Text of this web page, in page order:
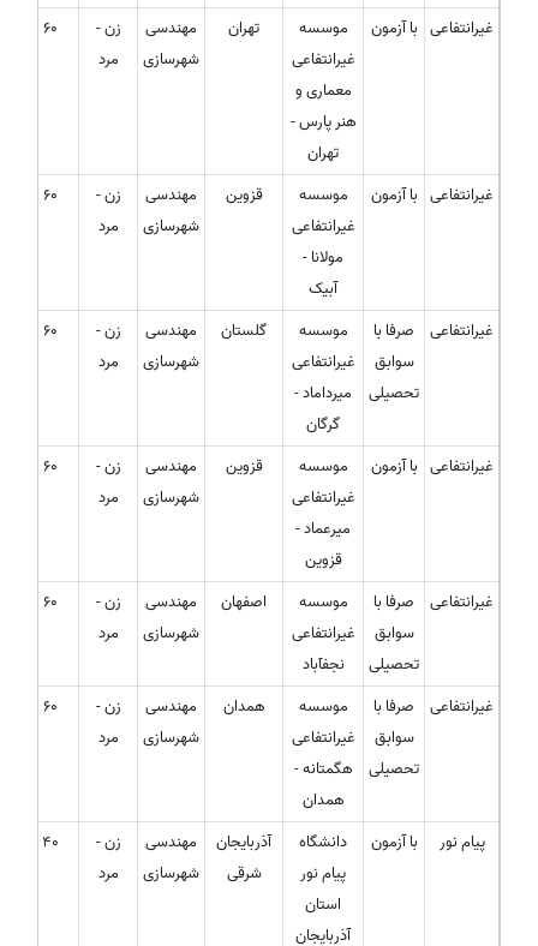
غیرانتفاعی با آزمون
موسسه
غیرانتفاعی
معماری و
هنر پارس -
تهران
تهران
مهندسی
شهرسازی
زن -
مرد
60
غیرانتفاعی با آزمون
موسسه
غیرانتفاعی
مولانا -
آبیک
قزوین
مهندسی
شهرسازی
زن -
مرد
60
غیرانتفاعی
صرفا با
سوابق
تحصیلی
موسسه
غیرانتفاعی
میرداماد -
گرگان
گلستان
مهندسی
شهرسازی
زن -
مرد
60
غیرانتفاعی با آزمون
موسسه
غیرانتفاعی
میرعماد -
قزوین
قزوین
مهندسی
شهرسازی
زن -
مرد
60
غیرانتفاعی
صرفا با
سوابق
تحصیلی
موسسه
غیرانتفاعی
نجفآباد
اصفهان
مهندسی
شهرسازی
زن -
مرد
60
غیرانتفاعی
صرفا با
سوابق
تحصیلی
موسسه
غیرانتفاعی
هگمتانه -
همدان
همدان
مهندسی
شهرسازی
زن -
مرد
60
پیام نور با آزمون
دانشگاه
پیام نور
استان
آذربایجان
آذربایجان
شرقی
مهندسی
شهرسازی
زن -
مرد
40